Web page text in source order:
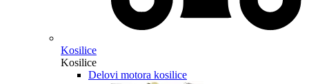
Kosilice
Kosilice
Delovi motora kosilice